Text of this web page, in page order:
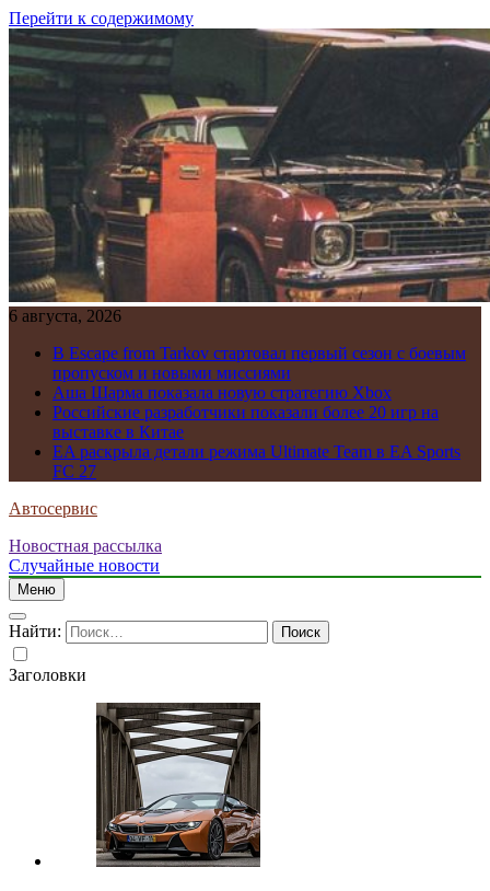
Перейти к содержимому
6 августа, 2026
В Escape from Tarkov стартовал первый сезон с боевым
пропуском и новыми миссиями
Аша Шарма показала новую стратегию Xbox
Российские разработчики показали более 20 игр на
выставке в Китае
EA раскрыла детали режима Ultimate Team в EA Sports
FC 27
Автосервис
Новостная рассылка
Случайные новости
Меню
Найти:
Заголовки